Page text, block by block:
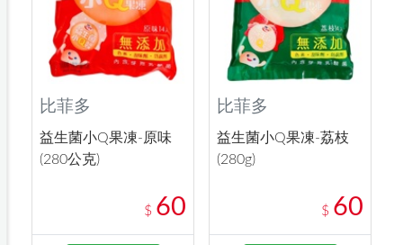
比菲多
益生菌小Q果凍-原味
(280公克)
$ 60
比菲多
益生菌小Q果凍-荔枝
(280g)
$ 60